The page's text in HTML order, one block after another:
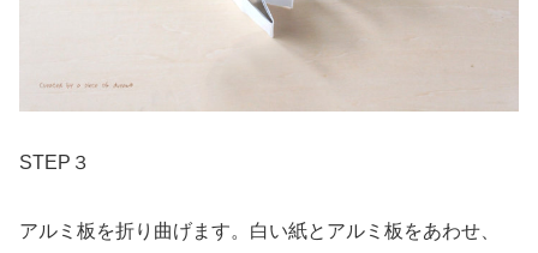
STEP３
アルミ板を折り曲げます。白い紙とアルミ板をあわせ、